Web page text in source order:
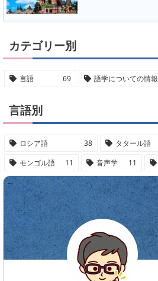
カテゴリー別
言語 69 語学についての情報
言語別
ロシア語 38 タタール語
モンゴル語
11 音声学 11